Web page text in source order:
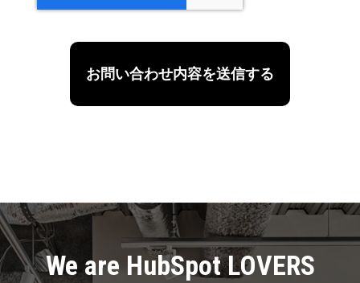
We are HubSpot LOVERS